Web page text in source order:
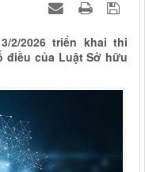
2/2026 triển khai thi
điều của Luật Sở hữu